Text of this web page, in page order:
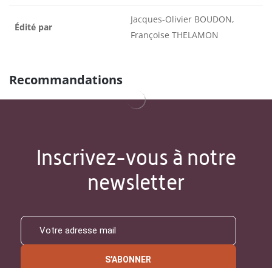
Édité par
Jacques-Olivier BOUDON,
Françoise THELAMON
Recommandations
Inscrivez-vous à notre
newsletter
S'ABONNER